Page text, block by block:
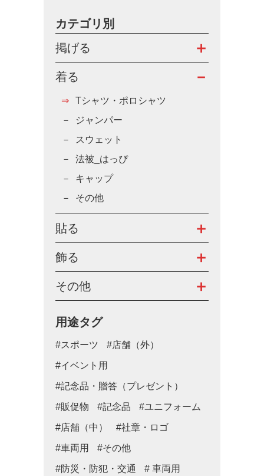
カテゴリ別
掲げる
着る
Tシャツ・ポロシャツ
ジャンパー
スウェット
法被_はっぴ
キャップ
その他
貼る
飾る
その他
用途タグ
#スポーツ #店舗（外）
#イベント用
#記念品・贈答（プレゼント）
#販促物 #記念品 #ユニフォーム
#店舗（中） #社章・ロゴ
#車両用 #その他
#防災・防犯・交通 # 車両用